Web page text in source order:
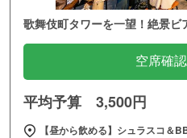
歌舞伎町タワーを一望！絶景
空席確
平均予算 3,500円
【昼から飲める】シュラスコ＆